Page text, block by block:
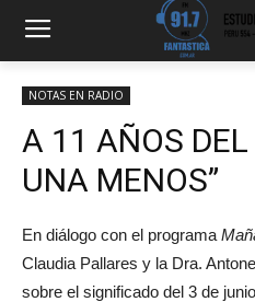
NOTAS EN RADIO
A 11 AÑOS DEL
UNA MENOS”
En diálogo con el programa
Claudia Pallares y la Dra.
sobre el significado del 3 de